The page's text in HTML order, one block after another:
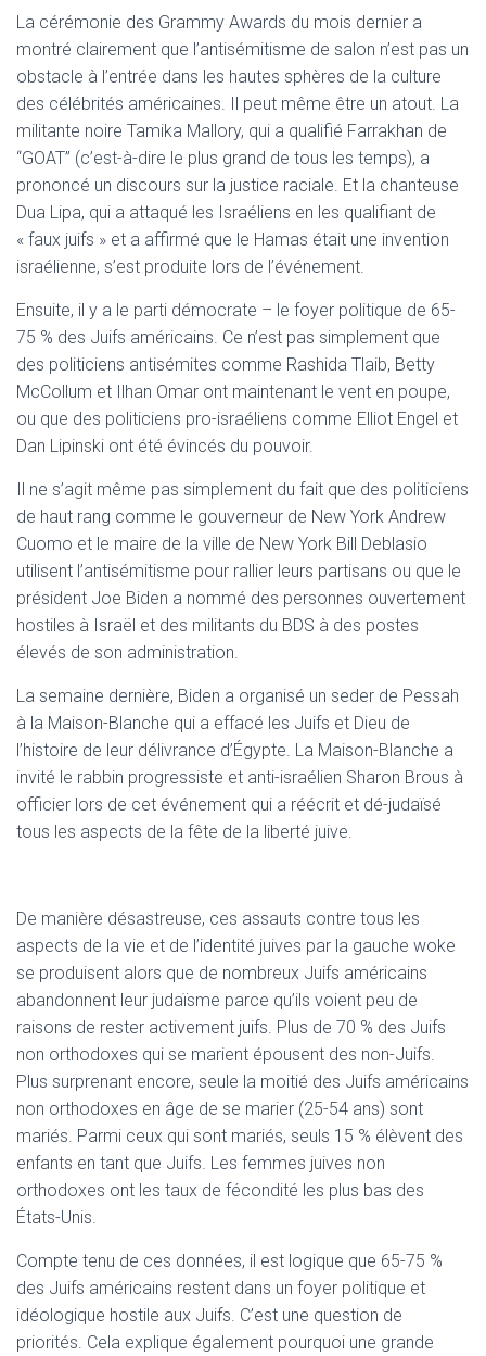
La cérémonie des Grammy Awards du mois dernier a
montré clairement que l’antisémitisme de salon n’est pas un
obstacle à l’entrée dans les hautes sphères de la culture
des célébrités américaines. Il peut même être un atout. La
militante noire Tamika Mallory, qui a qualifié Farrakhan de
“GOAT” (c’est-à-dire le plus grand de tous les temps), a
prononcé un discours sur la justice raciale. Et la chanteuse
Dua Lipa, qui a attaqué les Israéliens en les qualifiant de
« faux juifs » et a affirmé que le Hamas était une invention
israélienne, s’est produite lors de l’événement.
Ensuite, il y a le parti démocrate – le foyer politique de 65-
75 % des Juifs américains. Ce n’est pas simplement que
des politiciens antisémites comme Rashida Tlaib, Betty
McCollum et Ilhan Omar ont maintenant le vent en poupe,
ou que des politiciens pro-israéliens comme Elliot Engel et
Dan Lipinski ont été évincés du pouvoir.
Il ne s’agit même pas simplement du fait que des politiciens
de haut rang comme le gouverneur de New York Andrew
Cuomo et le maire de la ville de New York Bill Deblasio
utilisent l’antisémitisme pour rallier leurs partisans ou que le
président Joe Biden a nommé des personnes ouvertement
hostiles à Israël et des militants du BDS à des postes
élevés de son administration.
La semaine dernière, Biden a organisé un seder de Pessah
à la Maison-Blanche qui a effacé les Juifs et Dieu de
l’histoire de leur délivrance d’Égypte. La Maison-Blanche a
invité le rabbin progressiste et anti-israélien Sharon Brous à
officier lors de cet événement qui a réécrit et dé-judaïsé
tous les aspects de la fête de la liberté juive.
De manière désastreuse, ces assauts contre tous les
aspects de la vie et de l’identité juives par la gauche woke
se produisent alors que de nombreux Juifs américains
abandonnent leur judaïsme parce qu’ils voient peu de
raisons de rester activement juifs. Plus de 70 % des Juifs
non orthodoxes qui se marient épousent des non-Juifs.
Plus surprenant encore, seule la moitié des Juifs américains
non orthodoxes en âge de se marier (25-54 ans) sont
mariés. Parmi ceux qui sont mariés, seuls 15 % élèvent des
enfants en tant que Juifs. Les femmes juives non
orthodoxes ont les taux de fécondité les plus bas des
États-Unis.
Compte tenu de ces données, il est logique que 65-75 %
des Juifs américains restent dans un foyer politique et
idéologique hostile aux Juifs. C’est une question de
priorités. Cela explique également pourquoi une grande